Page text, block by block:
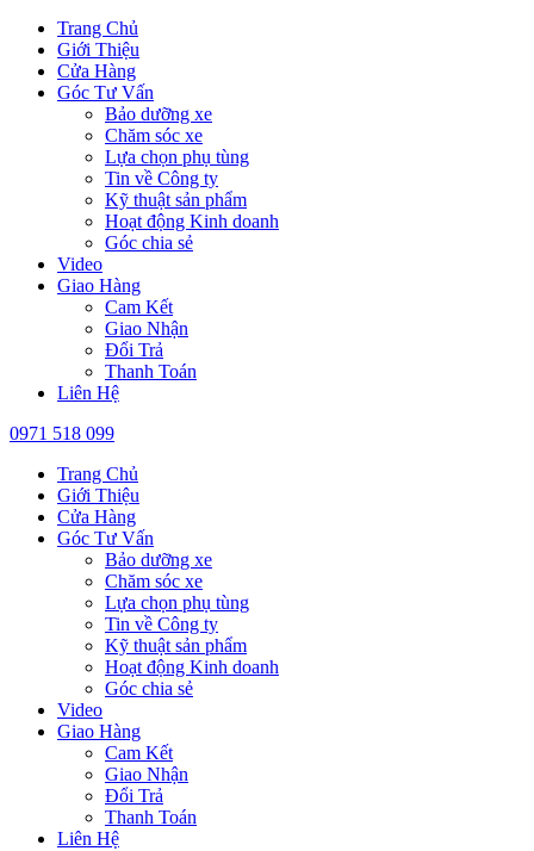
Trang Chủ
Giới Thiệu
Cửa Hàng
Góc Tư Vấn
Bảo dưỡng xe
Chăm sóc xe
Lựa chọn phụ tùng
Tin về Công ty
Kỹ thuật sản phẩm
Hoạt động Kinh doanh
Góc chia sẻ
Video
Giao Hàng
Cam Kết
Giao Nhận
Đổi Trả
Thanh Toán
Liên Hệ
0971 518 099
Trang Chủ
Giới Thiệu
Cửa Hàng
Góc Tư Vấn
Bảo dưỡng xe
Chăm sóc xe
Lựa chọn phụ tùng
Tin về Công ty
Kỹ thuật sản phẩm
Hoạt động Kinh doanh
Góc chia sẻ
Video
Giao Hàng
Cam Kết
Giao Nhận
Đổi Trả
Thanh Toán
Liên Hệ